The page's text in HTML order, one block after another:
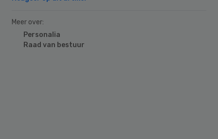
Meer over:
Personalia
Raad van bestuur